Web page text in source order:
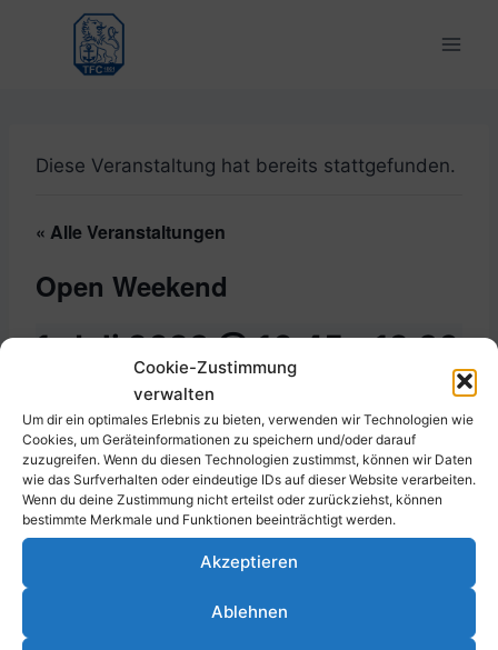
Cookie-Zustimmung
verwalten
Um dir ein optimales Erlebnis zu bieten, verwenden wir Technologien wie
Cookies, um Geräteinformationen zu speichern und/oder darauf
zuzugreifen. Wenn du diesen Technologien zustimmst, können wir Daten
wie das Surfverhalten oder eindeutige IDs auf dieser Website verarbeiten.
Wenn du deine Zustimmung nicht erteilst oder zurückziehst, können
bestimmte Merkmale und Funktionen beeinträchtigt werden.
Akzeptieren
Ablehnen
springen
Diese Veranstaltung hat bereits stattgefunden.
« Alle Veranstaltungen
Open Weekend
1. Juli 2023 @ 10:45-12:30
Zum Kalender hinzufügen
DETAILS
VERANSTALTUNGSORT
Parkstraße 43, 67061
Deutschland